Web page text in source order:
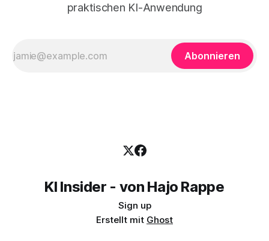
praktischen KI-Anwendung
Abonnieren
KI Insider - von Hajo Rappe
Sign up
Erstellt mit Ghost